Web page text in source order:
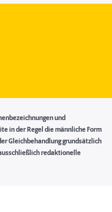
und
in der Regel die männliche Form
Gleichbehandlung grundsätzlich
redaktionelle